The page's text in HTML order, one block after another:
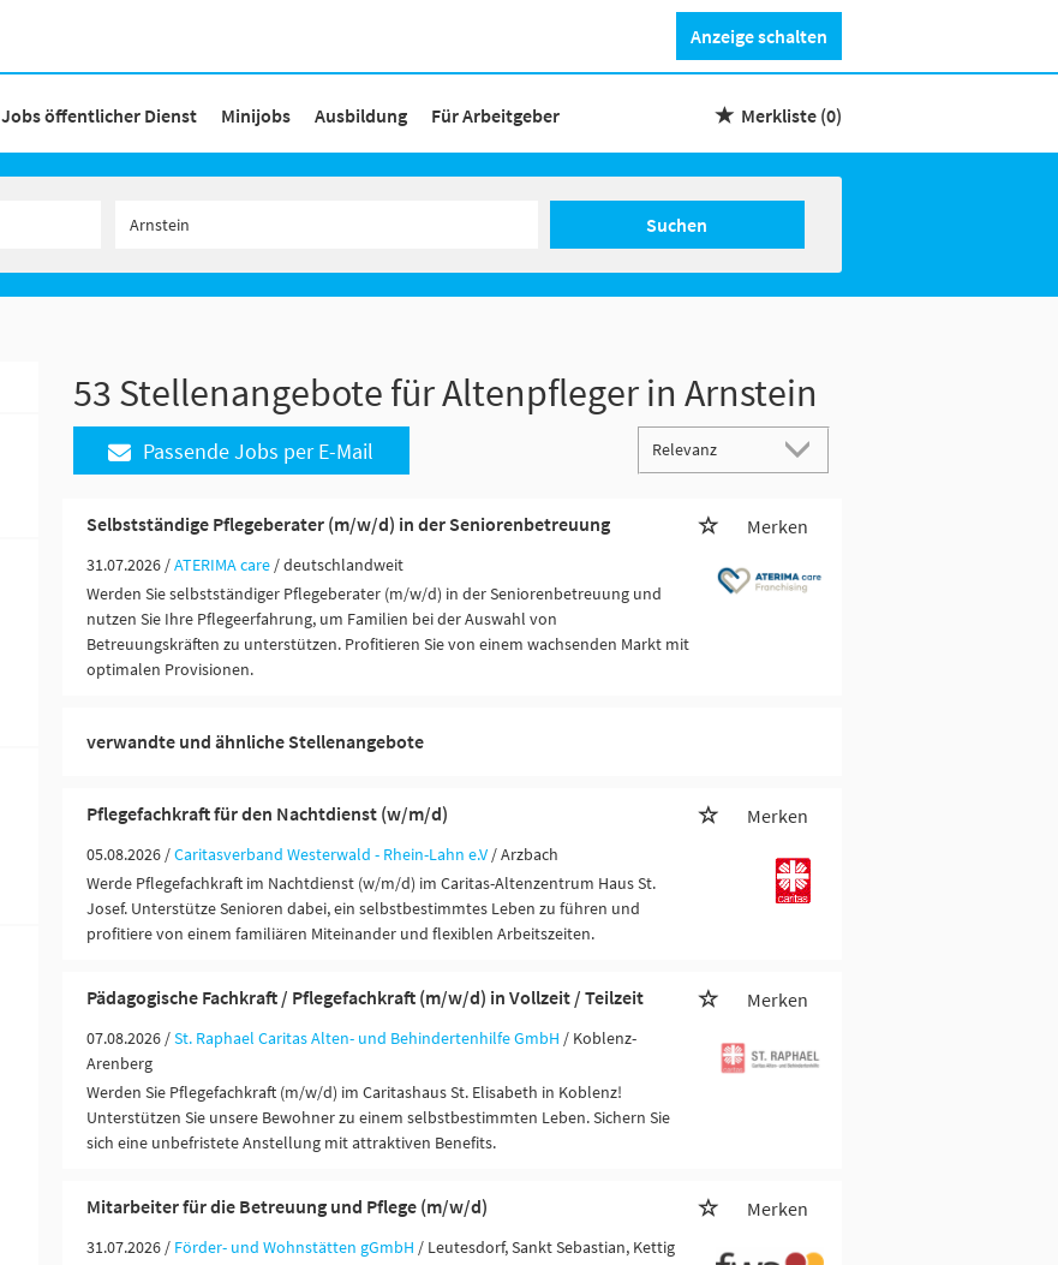
Anzeige schalten
Jobs öffentlicher Dienst Minijobs Ausbildung Für Arbeitgeber Merkliste (0)
Suchen
53 Stellenangebote für Altenpfleger in Arnstein
Passende Jobs per E-Mail
Selbstständige Pflegeberater (m/w/d) in der Seniorenbetreuung Merken
31.07.2026 /ATERIMA care / deutschlandweit
Werden Sie selbstständiger Pflegeberater (m/w/d) in der Seniorenbetreuung und
nutzen Sie Ihre Pflegeerfahrung, um Familien bei der Auswahl von
Betreuungskräften zu unterstützen. Profitieren Sie von einem wachsenden Markt mit
optimalen Provisionen.
verwandte und ähnliche Stellenangebote
Pflegefachkraft für den Nachtdienst (w/m/d) Merken
05.08.2026 /Caritasverband Westerwald - Rhein-Lahn e.V / Arzbach
Werde Pflegefachkraft im Nachtdienst (w/m/d) im Caritas-Altenzentrum Haus St.
Josef. Unterstütze Senioren dabei, ein selbstbestimmtes Leben zu führen und
profitiere von einem familiären Miteinander und flexiblen Arbeitszeiten.
Pädagogische Fachkraft / Pflegefachkraft (m/w/d) in Vollzeit / Teilzeit Merken
07.08.2026 /St. Raphael Caritas Alten- und Behindertenhilfe GmbH / Koblenz-
Arenberg
Werden Sie Pflegefachkraft (m/w/d) im Caritashaus St. Elisabeth in Koblenz!
Unterstützen Sie unsere Bewohner zu einem selbstbestimmten Leben. Sichern Sie
sich eine unbefristete Anstellung mit attraktiven Benefits.
Mitarbeiter für die Betreuung und Pflege (m/w/d) Merken
31.07.2026 / Förder- und Wohnstätten gGmbH / Leutesdorf, Sankt Sebastian, Kettig